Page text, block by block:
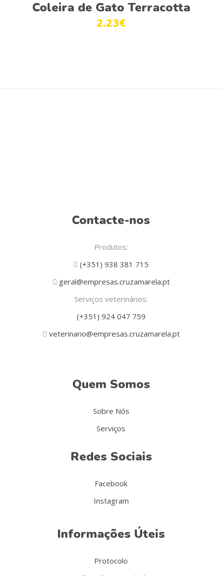
Coleira de Gato Terracotta
2.23€
Contacte-nos
Produtos:
(+351) 938 381 715
geral@empresas.cruzamarela.pt
Serviços veterinários:
(+351) 924 047 759
veterinario@empresas.cruzamarela.pt
Quem Somos
Sobre Nós
Serviços
Redes Sociais
Facebook
Instagram
Informações Úteis
Protocolo